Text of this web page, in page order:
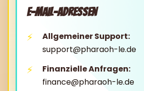
E-Mail-Adressen
Allgemeiner Support:
support@pharaoh-le.de
Finanzielle Anfragen:
finance@pharaoh-le.de